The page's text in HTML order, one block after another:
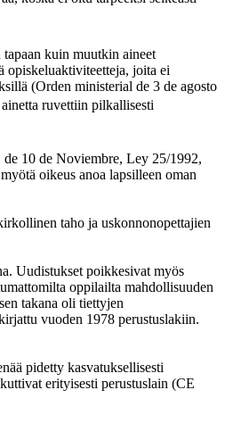
kuin muutkin aineet
opiskeluaktiviteetteja, joita ei
(Orden ministerial de 3 de agosto
ruvettiin pilkallisesti
10 de Noviembre, Ley 25/1992,
oikeus anoa lapsilleen oman
taho ja uskonnonopettajien
Uudistukset poikkesivat myös
oppilailta mahdollisuuden
takana oli tiettyjen
vuoden 1978 perustuslakiin.
pidetty kasvatuksellisesti
erityisesti perustuslain (CE